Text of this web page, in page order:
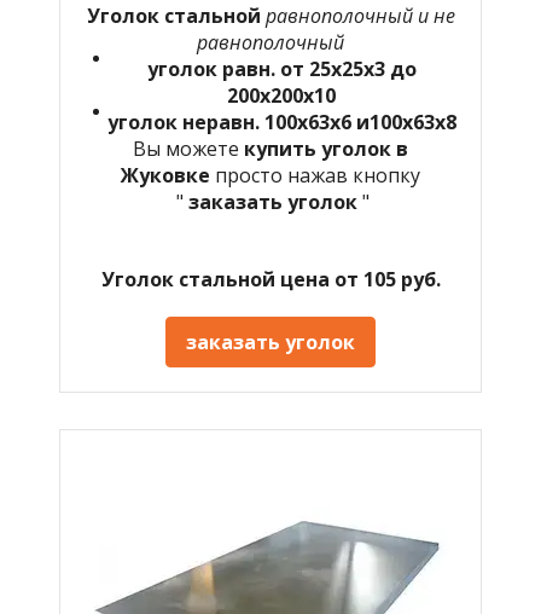
Уголок стальной равнополочный и не
равнополочный
уголок равн. от 25х25х3 до
200х200х10
уголок неравн. 100х63х6 и100х63х8
Вы можете купить уголок в
Жуковке просто нажав кнопку
" заказать уголок"
Уголок стальной цена от 105 руб.
заказать уголок